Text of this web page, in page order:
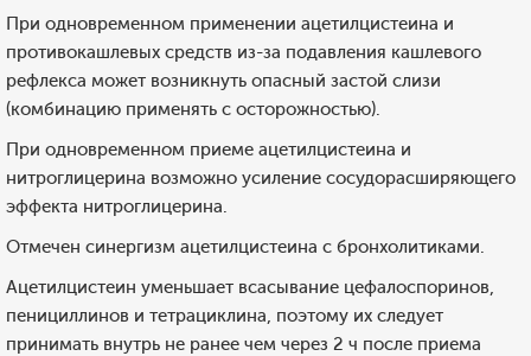
При одновременном применении ацетилцистеина и
противокашлевых средств из-за подавления кашлевого
рефлекса может возникнуть опасный застой слизи
(комбинацию применять с осторожностью).
При одновременном приеме ацетилцистеина и
нитроглицерина возможно усиление сосудорасширяющего
эффекта нитроглицерина.
Отмечен синергизм ацетилцистеина с бронхолитиками.
Ацетилцистеин уменьшает всасывание цефалоспоринов,
пенициллинов и тетрациклина, поэтому их следует
принимать внутрь не ранее чем через 2 ч после приема